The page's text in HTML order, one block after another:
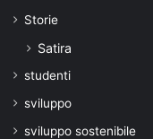
Storie
Satira
studenti
sviluppo
sviluppo sostenibile